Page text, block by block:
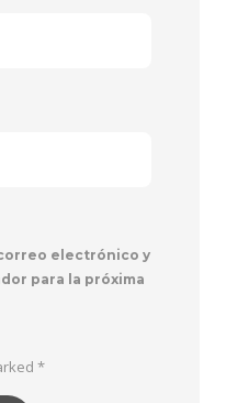
electrónico y
para la próxima
*